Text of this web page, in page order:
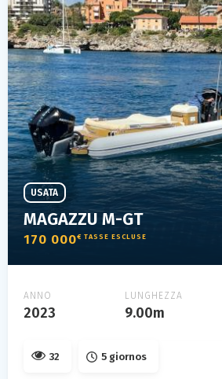
MAGAZZU M-GT
170 000€ TASSE ESCLUSE
USATA
ANNO
2023
LUNGHEZZA
9.00m
32 5 giornos